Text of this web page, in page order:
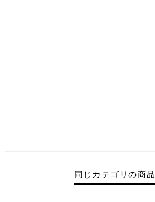
同じカテゴリの商品